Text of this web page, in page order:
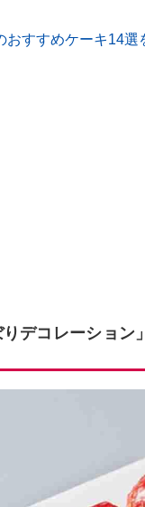
すすめケーキ14選
デコレーション